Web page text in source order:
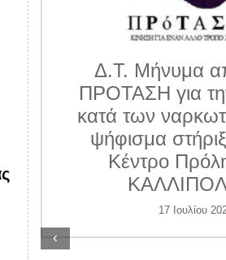
Δ.Τ. Μήνυμα
ΠΡΟΤΑΣΗ για
κατά των
ψήφισμα
Κέντρο
17 Ιουλίου
‹